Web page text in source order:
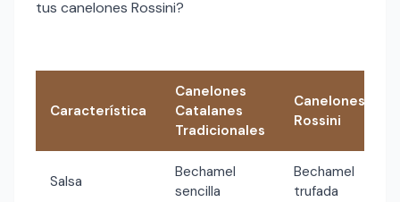
tus canelones Rossini?
Característica
Canelones
Catalanes
Tradicionales
Canelones
Rossini
Salsa
Bechamel
sencilla
Bechamel
trufada